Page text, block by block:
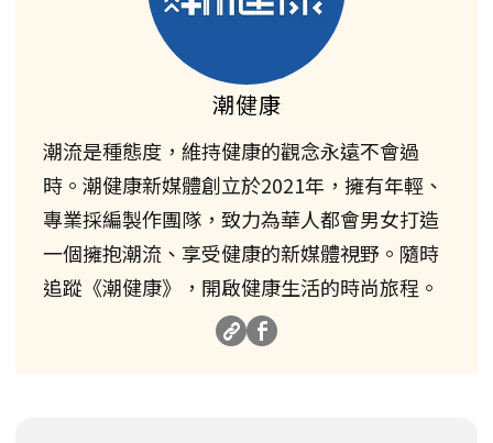
潮健康
潮流是種態度，維持健康的觀念永遠不會過
時。潮健康新媒體創立於2021年，擁有年輕、
專業採編製作團隊，致力為華人都會男女打造
一個擁抱潮流、享受健康的新媒體視野。隨時
追蹤《潮健康》，開啟健康生活的時尚旅程。